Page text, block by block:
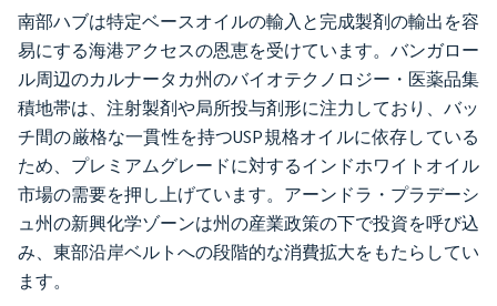
南部ハブは特定ベースオイルの輸入と完成製剤の輸出を容
易にする海港アクセスの恩恵を受けています。バンガロー
ル周辺のカルナータカ州のバイオテクノロジー・医薬品集
積地帯は、注射製剤や局所投与剤形に注力しており、バッ
チ間の厳格な一貫性を持つUSP規格オイルに依存している
ため、プレミアムグレードに対するインドホワイトオイル
市場の需要を押し上げています。アーンドラ・プラデーシ
ュ州の新興化学ゾーンは州の産業政策の下で投資を呼び込
み、東部沿岸ベルトへの段階的な消費拡大をもたらしてい
ます。